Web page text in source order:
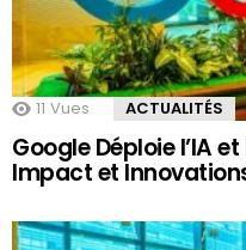
11 Vues ACTUALITÉS
Google Déploie l’IA
Impact et